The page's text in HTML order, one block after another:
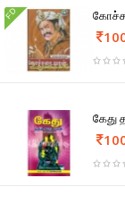
FD
கேது